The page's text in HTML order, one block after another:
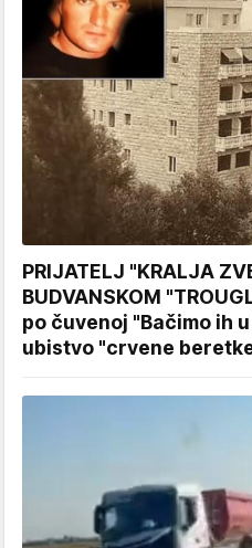
PRIJATELJ "KRALJA
BUDVANSKOM
po čuvenoj "Bačimo ih
ubistvo "crvene